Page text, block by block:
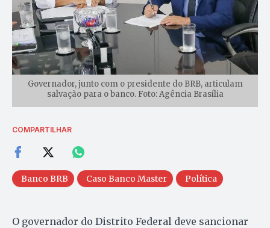
Governador, junto com o presidente do BRB, articulam
salvação para o banco. Foto: Agência Brasília
COMPARTILHAR
Banco BRB Caso Banco Master Política
O governador do Distrito Federal deve sancionar